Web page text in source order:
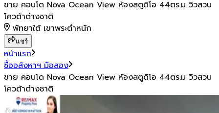
ขาย คอนโด Nova Ocean View ห้องสตูดิโอ 44ตร.ม วิวสวน
โควต้าต่างชาติ
พัทยาใต้ เขาพระตำหนัก
แชร์
หน้าแรก
ซื้ออสังหาฯ มือสอง
ขาย คอนโด Nova Ocean View ห้องสตูดิโอ 44ตร.ม วิวสวน
โควต้าต่างชาติ